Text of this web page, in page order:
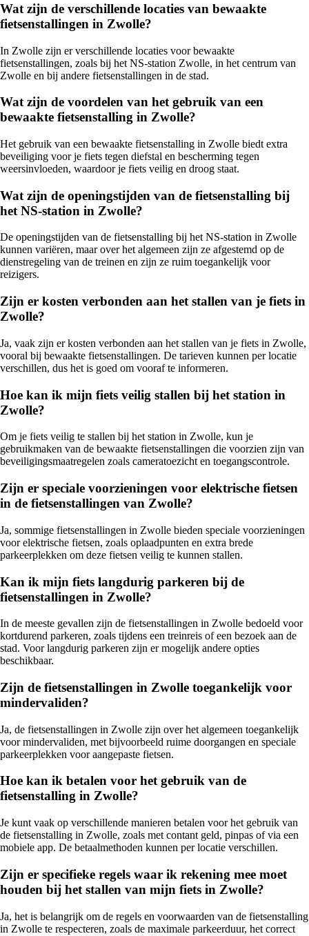
Wat zijn de verschillende locaties van bewaakte
fietsenstallingen in Zwolle?
In Zwolle zijn er verschillende locaties voor bewaakte
fietsenstallingen, zoals bij het NS-station Zwolle, in het centrum van
Zwolle en bij andere fietsenstallingen in de stad.
Wat zijn de voordelen van het gebruik van een
bewaakte fietsenstalling in Zwolle?
Het gebruik van een bewaakte fietsenstalling in Zwolle biedt extra
beveiliging voor je fiets tegen diefstal en bescherming tegen
weersinvloeden, waardoor je fiets veilig en droog staat.
Wat zijn de openingstijden van de fietsenstalling bij
het NS-station in Zwolle?
De openingstijden van de fietsenstalling bij het NS-station in Zwolle
kunnen variëren, maar over het algemeen zijn ze afgestemd op de
dienstregeling van de treinen en zijn ze ruim toegankelijk voor
reizigers.
Zijn er kosten verbonden aan het stallen van je fiets in
Zwolle?
Ja, vaak zijn er kosten verbonden aan het stallen van je fiets in Zwolle,
vooral bij bewaakte fietsenstallingen. De tarieven kunnen per locatie
verschillen, dus het is goed om vooraf te informeren.
Hoe kan ik mijn fiets veilig stallen bij het station in
Zwolle?
Om je fiets veilig te stallen bij het station in Zwolle, kun je
gebruikmaken van de bewaakte fietsenstallingen die voorzien zijn van
beveiligingsmaatregelen zoals cameratoezicht en toegangscontrole.
Zijn er speciale voorzieningen voor elektrische fietsen
in de fietsenstallingen van Zwolle?
Ja, sommige fietsenstallingen in Zwolle bieden speciale voorzieningen
voor elektrische fietsen, zoals oplaadpunten en extra brede
parkeerplekken om deze fietsen veilig te kunnen stallen.
Kan ik mijn fiets langdurig parkeren bij de
fietsenstallingen in Zwolle?
In de meeste gevallen zijn de fietsenstallingen in Zwolle bedoeld voor
kortdurend parkeren, zoals tijdens een treinreis of een bezoek aan de
stad. Voor langdurig parkeren zijn er mogelijk andere opties
beschikbaar.
Zijn de fietsenstallingen in Zwolle toegankelijk voor
mindervaliden?
Ja, de fietsenstallingen in Zwolle zijn over het algemeen toegankelijk
voor mindervaliden, met bijvoorbeeld ruime doorgangen en speciale
parkeerplekken voor aangepaste fietsen.
Hoe kan ik betalen voor het gebruik van de
fietsenstalling in Zwolle?
Je kunt vaak op verschillende manieren betalen voor het gebruik van
de fietsenstalling in Zwolle, zoals met contant geld, pinpas of via een
mobiele app. De betaalmethoden kunnen per locatie verschillen.
Zijn er specifieke regels waar ik rekening mee moet
houden bij het stallen van mijn fiets in Zwolle?
Ja, het is belangrijk om de regels en voorwaarden van de fietsenstalling
in Zwolle te respecteren, zoals de maximale parkeerduur, het correct